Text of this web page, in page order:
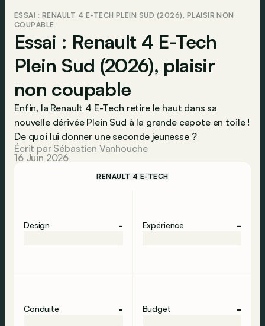
ESSAI : RENAULT 4 E-TECH PLEIN SUD (2026), PLAISIR NON
COUPABLE
Essai : Renault 4 E-Tech
Plein Sud (2026), plaisir
non coupable
Enfin, la Renault 4 E-Tech retire le haut dans sa
nouvelle dérivée Plein Sud à la grande capote en toile !
De quoi lui donner une seconde jeunesse ?
Écrit par Sébastien Vanhouche
16 Juin 2026
RENAULT 4 E-TECH
Design - Expérience -
Conduite - Budget -